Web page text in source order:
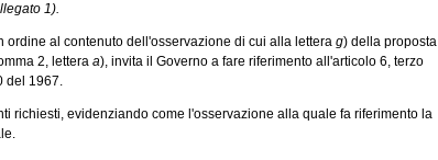
1).
ordine al contenuto dell'osservazione di cui alla lettera g) della proposta
2, lettera a), invita il Governo a fare riferimento all'articolo 6, terzo
del 1967.
richiesti, evidenziando come l'osservazione alla quale fa riferimento la